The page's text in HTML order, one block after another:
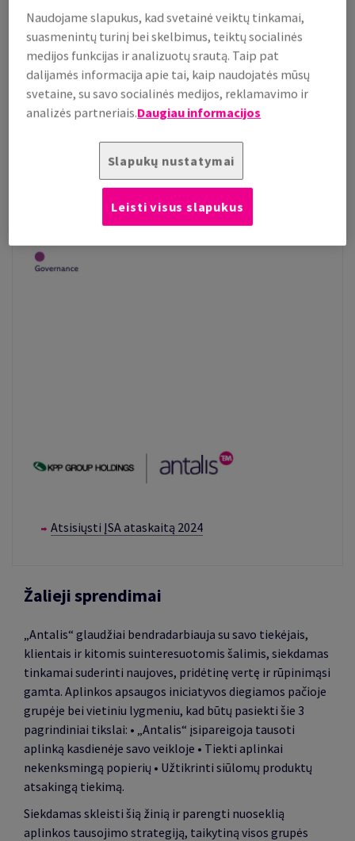
Atsisiųsti ĮSA ataskaitą 2024
Žalieji sprendimai
„Antalis“ glaudžiai bendradarbiauja su savo tiekėjais,
klientais ir kitomis suinteresuotomis šalimis, siekdamas
tinkamai suderinti naujoves, pridėtinę vertę ir rūpinimąsi
gamta. Aplinkos apsaugos iniciatyvos diegiamos pačioje
grupėje bei vietiniu lygmeniu, kad būtų pasiekti šie 3
pagrindiniai tikslai: • „Antalis“ įsipareigoja tausoti
aplinką kasdienėje savo veikloje • Tiekti aplinkai
nekenksmingą popierių • Užtikrinti siūlomų produktų
atsakingą tiekimą.
Siekdamas skleisti šią žinią ir parengti nuoseklią
aplinkos tausojimo strategiją, taikytiną visos grupės
Naudojame slapukus, kad svetainė veiktų tinkamai,
suasmenintų turinį bei skelbimus, teiktų socialinės
medijos funkcijas ir analizuotų srautą. Taip pat
dalijamės informacija apie tai, kaip naudojatės mūsų
svetaine, su savo socialinės medijos, reklamavimo ir
analizės partneriais.Daugiau informacijos
Slapukų nustatymai
Leisti visus slapukus